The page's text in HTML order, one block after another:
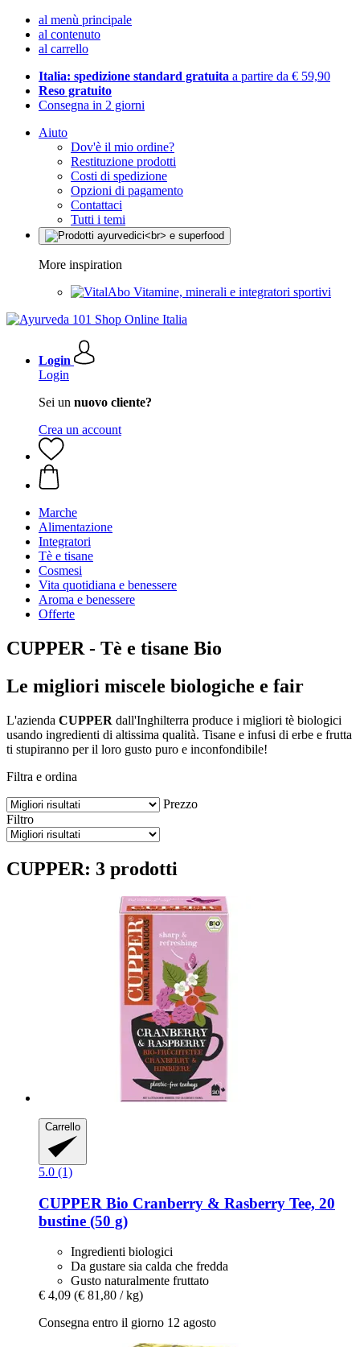
al menù principale
al contenuto
al carrello
Italia: spedizione standard gratuita a partire da € 59,90
Reso gratuito
Consegna in 2 giorni
Aiuto
Dov'è il mio ordine?
Restituzione prodotti
Costi di spedizione
Opzioni di pagamento
Contattaci
Tutti i temi
More inspiration
Vitamine, minerali e integratori sportivi
Login
Login
Sei un nuovo cliente?
Crea un account
Marche
Alimentazione
Integratori
Tè e tisane
Cosmesi
Vita quotidiana e benessere
Aroma e benessere
Offerte
CUPPER - Tè e tisane Bio
Le migliori miscele biologiche e fair
L'azienda CUPPER dall'Inghilterra produce i migliori tè biologici
usando ingredienti di altissima qualità. Tisane e infusi di erbe e frutta
ti stupiranno per il loro gusto puro e inconfondibile!
Filtra e ordina
Prezzo
Filtro
CUPPER: 3 prodotti
Carrello
5.0 (1)
CUPPER Bio Cranberry & Rasberry Tee, 20
bustine (50 g)
Ingredienti biologici
Da gustare sia calda che fredda
Gusto naturalmente fruttato
€ 4,09 (€ 81,80 / kg)
Consegna entro il giorno 12 agosto